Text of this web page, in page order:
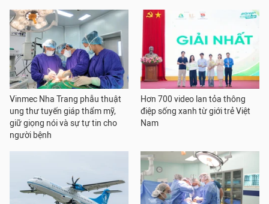
Vinmec Nha Trang phẫu thuật
ung thư tuyến giáp thẩm mỹ,
giữ giọng nói và sự tự tin cho
người bệnh
Hơn 700 video lan tỏa thông
điệp sống xanh từ giới trẻ Việt
Nam